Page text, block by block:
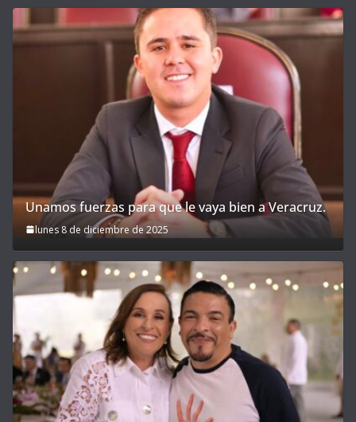
Unamos fuerzas para que le vaya bien a Veracruz.
lunes 8 de diciembre de 2025